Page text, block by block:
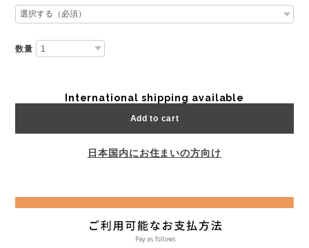
数量
International shipping available
Add to cart
日本国内にお住まいの方向け